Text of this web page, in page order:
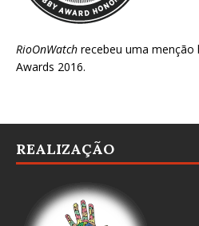
RioOnWatch recebeu uma menção
Awards 2016.
REALIZAÇÃO